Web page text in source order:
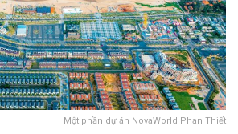
Một phần dự án NovaWorld Phan Thiết